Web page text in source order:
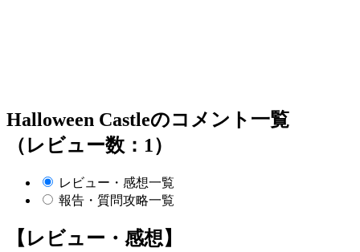
Halloween Castleのコメント一覧
（レビュー数：1）
レビュー・感想一覧
報告・質問攻略一覧
【レビュー・感想】